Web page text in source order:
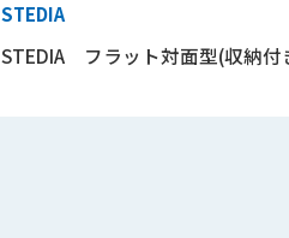
STEDIA
STEDIA フラット対面型(収納付